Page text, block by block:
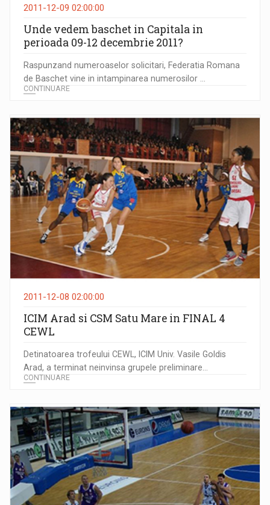
2011-12-09 02:00:00
Unde vedem baschet in Capitala in
perioada 09-12 decembrie 2011?
Raspunzand numeroaselor solicitari, Federatia Romana
de Baschet vine in intampinarea numerosilor ...
CONTINUARE
2011-12-08 02:00:00
ICIM Arad si CSM Satu Mare in FINAL 4
CEWL
Detinatoarea trofeului CEWL, ICIM Univ. Vasile Goldis
Arad, a terminat neinvinsa grupele preliminare...
CONTINUARE